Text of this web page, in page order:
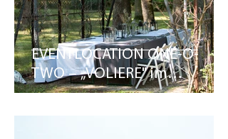
EVENTLOCATION ONE-O-
TWO – „VOLIERE" im
Outdoor-Bereich